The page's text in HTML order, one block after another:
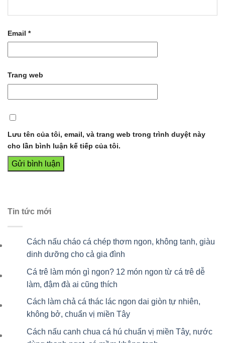
Email *
Trang web
Lưu tên của tôi, email, và trang web trong trình duyệt này
cho lần bình luận kế tiếp của tôi.
Tin tức mới
Cách nấu cháo cá chép thơm ngon, không tanh, giàu
dinh dưỡng cho cả gia đình
Cá trê làm món gì ngon? 12 món ngon từ cá trê dễ
làm, đậm đà ai cũng thích
Cách làm chả cá thác lác ngon dai giòn tự nhiên,
không bở, chuẩn vị miền Tây
Cách nấu canh chua cá hú chuẩn vị miền Tây, nước